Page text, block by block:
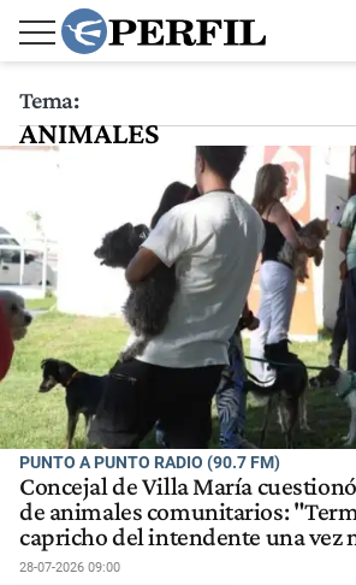
Tema:
ANIMALES
PUNTO A PUNTO RADIO (90.7 FM)
Concejal de Villa María
de animales comunitarios:
capricho del intendente una vez
28-07-2026 09:00